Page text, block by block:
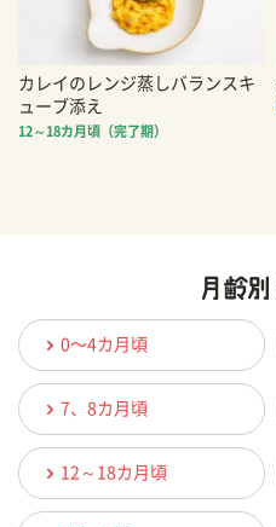
カレイのレンジ蒸しバランスキ
ューブ添え
12～18カ月頃（完了期）
0〜4カ月頃
7、8カ月頃
12～18カ月頃